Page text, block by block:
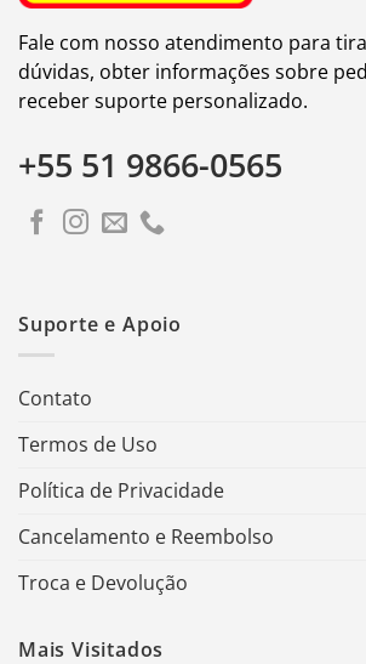
Fale com nosso atendimento para
dúvidas, obter informações sobre
receber suporte personalizado.
+55 51 9866-0565
Suporte e Apoio
Contato
Termos de Uso
Política de Privacidade
Cancelamento e Reembolso
Troca e Devolução
Mais Visitados